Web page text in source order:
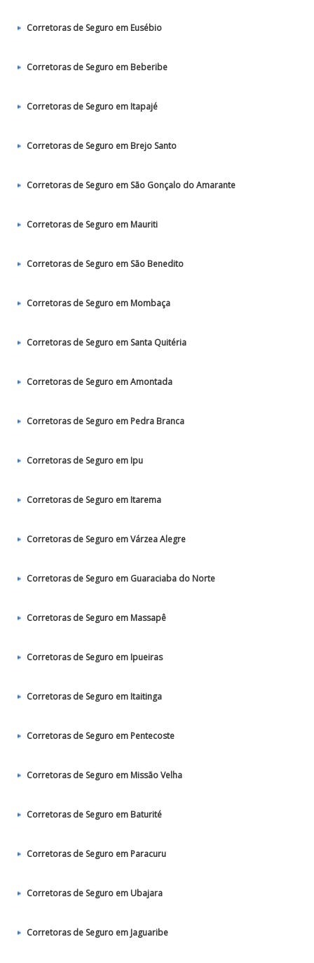
Corretoras de Seguro em Eusébio
Corretoras de Seguro em Beberibe
Corretoras de Seguro em Itapajé
Corretoras de Seguro em Brejo Santo
Corretoras de Seguro em São Gonçalo do Amarante
Corretoras de Seguro em Mauriti
Corretoras de Seguro em São Benedito
Corretoras de Seguro em Mombaça
Corretoras de Seguro em Santa Quitéria
Corretoras de Seguro em Amontada
Corretoras de Seguro em Pedra Branca
Corretoras de Seguro em Ipu
Corretoras de Seguro em Itarema
Corretoras de Seguro em Várzea Alegre
Corretoras de Seguro em Guaraciaba do Norte
Corretoras de Seguro em Massapê
Corretoras de Seguro em Ipueiras
Corretoras de Seguro em Itaitinga
Corretoras de Seguro em Pentecoste
Corretoras de Seguro em Missão Velha
Corretoras de Seguro em Baturité
Corretoras de Seguro em Paracuru
Corretoras de Seguro em Ubajara
Corretoras de Seguro em Jaguaribe